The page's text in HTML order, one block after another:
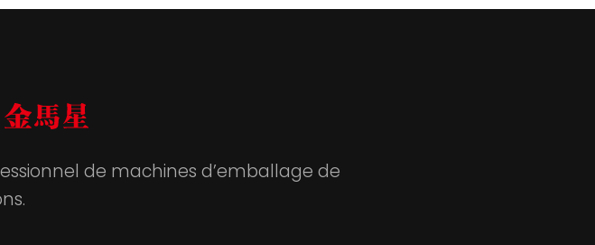
de machines d’emballage de